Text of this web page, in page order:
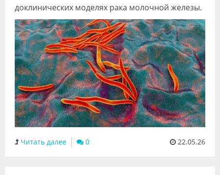
доклинических моделях рака молочной железы.
Читать далее 0 22.05.26